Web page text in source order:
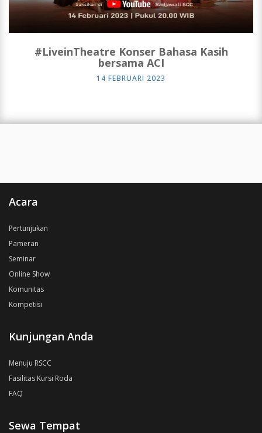
#LiveinTheatre Konser Bahasa Kasih
bersama ACI
14 FEBRUARI 2023
Acara
Pertunjukan
Pameran
Seminar
Online Show
Komunitas
Kompetisi
Kunjungan Anda
Menuju RSCC
Fasilitas Kursi Roda
FAQ
Sewa Tempat